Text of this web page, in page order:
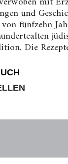
und
fünfzehn
Die